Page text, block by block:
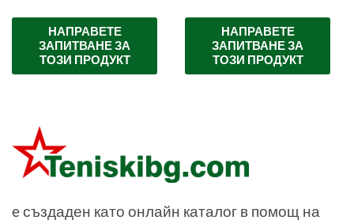
НАПРАВЕТЕ
ЗАПИТВАНЕ ЗА
ТОЗИ ПРОДУКТ
НАПРАВЕТЕ
ЗАПИТВАНЕ ЗА
ТОЗИ ПРОДУКТ
e създаден като онлайн каталог в помощ на